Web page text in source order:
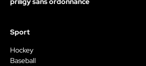
Sport
Hockey
Baseball